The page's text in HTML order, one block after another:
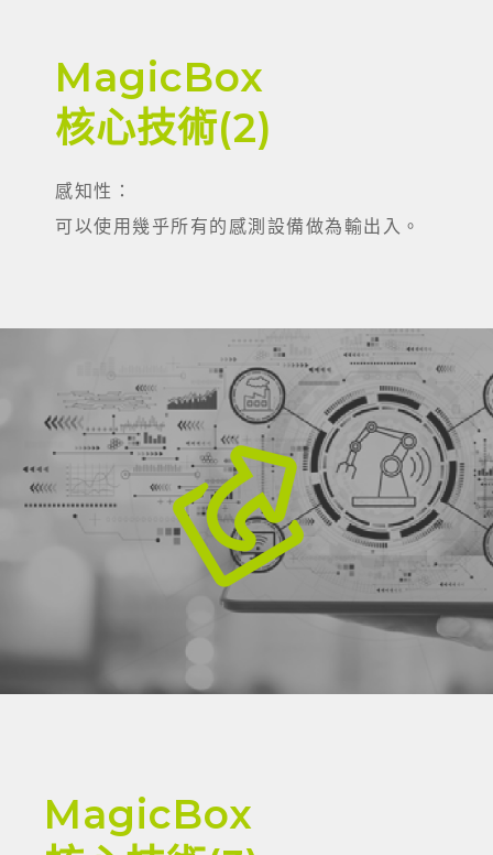
MagicBox
核心技術(2)
感知性：
可以使用幾乎所有的感測設備做為輸出入。
MagicBox